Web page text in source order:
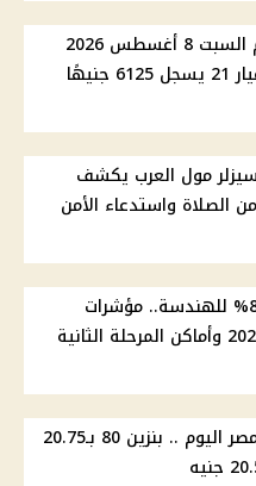
أسعار الذهب اليوم السبت 8 أغسطس 2026
مول العرب يكشف
الصلاة واستدعاء الأمن
92.8% للطب و87.9% للهندسة.. مؤشرات
أسعار الوقود في مصر اليوم .. بنزين 80 بـ20.75